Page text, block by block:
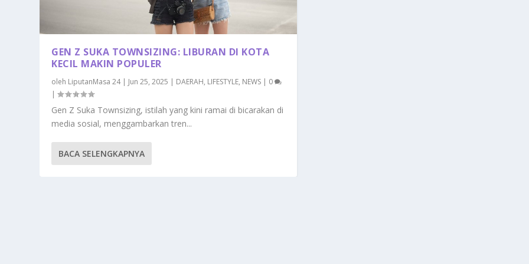
GEN Z SUKA TOWNSIZING: LIBURAN DI KOTA
KECIL MAKIN POPULER
oleh LiputanMasa 24| Jun 25, 2025 | DAERAH, LIFESTYLE, NEWS | 0
|
Gen Z Suka Townsizing, istilah yang kini ramai di bicarakan di
media sosial, menggambarkan tren...
BACA SELENGKAPNYA